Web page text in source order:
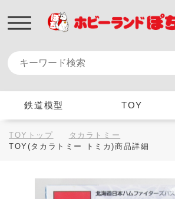
鉄道模型 TOY
TOYトップ
タカラトミー
TOY(タカラトミー トミカ)商品詳細